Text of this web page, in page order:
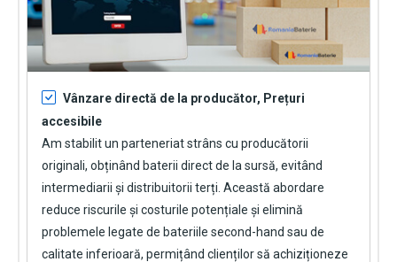
Vânzare directă de la producător, Prețuri
accesibile
Am stabilit un parteneriat strâns cu producătorii
originali, obținând baterii direct de la sursă, evitând
intermediarii și distribuitorii terți. Această abordare
reduce riscurile și costurile potențiale și elimină
problemele legate de bateriile second-hand sau de
calitate inferioară, permițând clienților să achiziționeze